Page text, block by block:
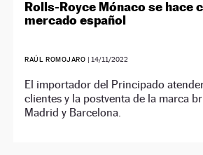
Rolls-Royce Mónaco se hace
mercado español
RAÚL ROMOJARO | 14/11/2022
El importador del Principado
clientes y la postventa de la marca
Madrid y Barcelona.